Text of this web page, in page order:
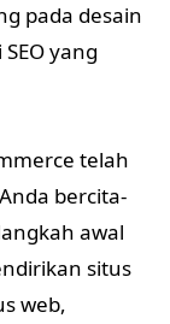
pada desain
yang
telah
bercita-
awal
situs
web,